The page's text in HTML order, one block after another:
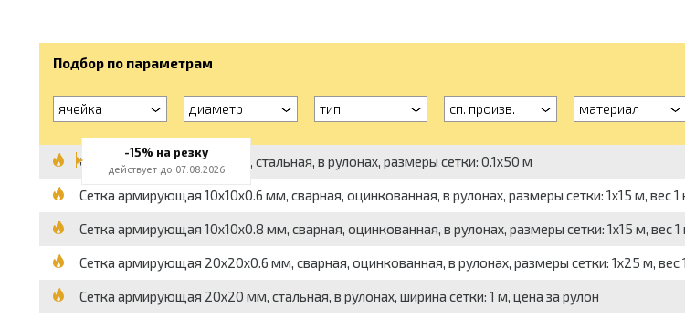
Подбор по параметрам
ячейка диаметр тип сп. произв. материал
Сетка армирующая 5x5 мм, стальная, в рулонах, размеры сетки: 0.1x50 м
Сетка армирующая 10x10x0.6 мм, сварная, оцинкованная, в рулонах, размеры сетки: 1x15 м, вес 1
Сетка армирующая 10x10x0.8 мм, сварная, оцинкованная, в рулонах, размеры сетки: 1x15 м, вес 1
Сетка армирующая 20x20x0.6 мм, сварная, оцинкованная, в рулонах, размеры сетки: 1x25 м, вес
Сетка армирующая 20x20 мм, стальная, в рулонах, ширина сетки: 1 м, цена за рулон
-15% на резку
действует до 07.08.2026